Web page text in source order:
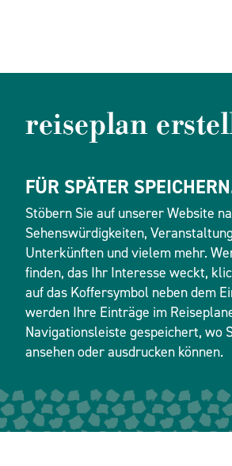
reiseplan
FÜR SPÄTER
Stöbern Sie auf unserer Website
Sehenswürdigkeiten,
Unterkünften und vielem mehr.
finden, das Ihr Interesse weckt,
auf das Koffersymbol neben dem
werden Ihre Einträge im
Navigationsleiste gespeichert, wo
ansehen oder ausdrucken können.